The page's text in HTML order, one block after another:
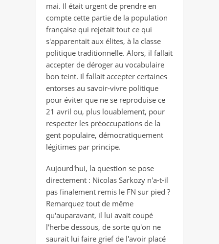
mai. Il était urgent de prendre en
compte cette partie de la population
française qui rejetait tout ce qui
s'apparentait aux élites, à la classe
politique traditionnelle. Alors, il fallait
accepter de déroger au vocabulaire
bon teint. Il fallait accepter certaines
entorses au savoir-vivre politique
pour éviter que ne se reproduise ce
21 avril ou, plus louablement, pour
respecter les préoccupations de la
gent populaire, démocratiquement
légitimes par principe.
Aujourd'hui, la question se pose
directement : Nicolas Sarkozy n'a-t-il
pas finalement remis le FN sur pied ?
Remarquez tout de même
qu'auparavant, il lui avait coupé
l'herbe dessous, de sorte qu'on ne
saurait lui faire grief de l'avoir placé